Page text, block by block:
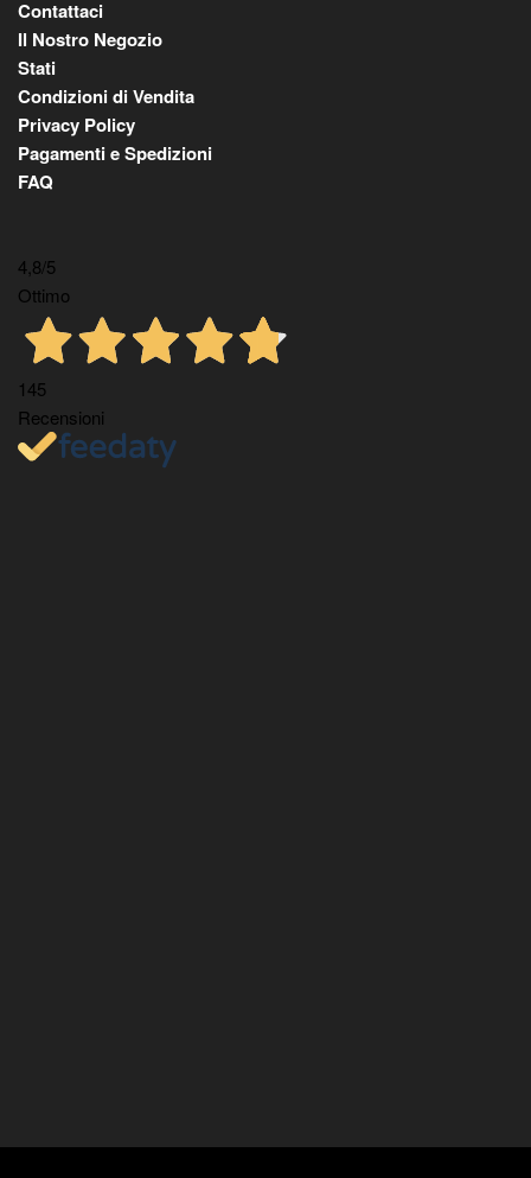
Contattaci
Il Nostro Negozio
Stati
Condizioni di Vendita
Privacy Policy
Pagamenti e Spedizioni
FAQ
4,8/5
Ottimo
145
Recensioni